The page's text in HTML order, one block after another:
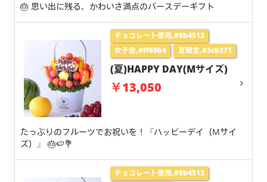
🎂 思い出に残る、かわいさ満点のバースデーギフト
チョコレート使用,#8b4513
女子会,#ff69b4
夏限定,#3cb371
(夏)HAPPY DAY(Mサイズ)
￥13,050
たっぷりのフルーツでお祝いを！『ハッピーデイ（Mサイ
ズ）』 🎂🍉💐
チョコレート使用,#8b4513